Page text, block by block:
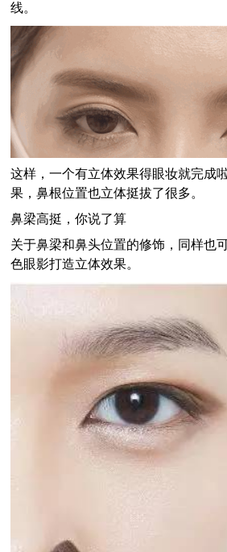
线。
这样，一个有立体效果得眼妆就完成
果，鼻根位置也立体挺拔了很多。
鼻梁高挺，你说了算
关于鼻梁和鼻头位置的修饰，同样也
色眼影打造立体效果。